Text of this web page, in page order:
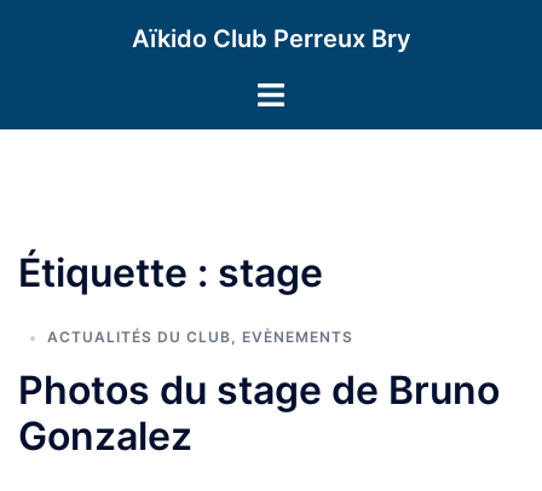
Aïkido Club Perreux Bry
Ouvrir/fermer
Étiquette : stage
ACTUALITÉS DU CLUB, EVÈNEMENTS
Photos du stage de Bruno
Gonzalez